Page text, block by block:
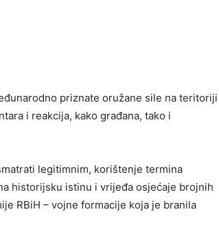
priznate oružane sile na teritoriji
i reakcija, kako građana, tako i
legitimnim, korištenje termina
historijsku istinu i vrijeđa osjećaje brojnih
RBiH – vojne formacije koja je branila